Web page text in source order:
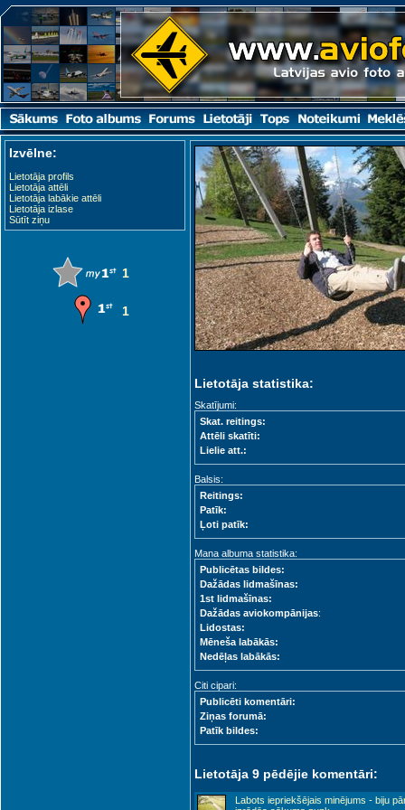
Izvēlne:
Lietotāja profils
Lietotāja attēli
Lietotāja labākie attēli
Lietotāja izlase
Sūtīt ziņu
1
1
Lietotāja statistika:
Skatījumi:
Skat. reitings:
Attēli skatīti:
Lielie att.:
Balsis:
Reitings:
Patīk:
Ļoti patīk:
Mana albuma statistika:
Publicētas bildes:
Dažādas lidmašīnas:
1st lidmašīnas:
Dažādas aviokompānijas:
Lidostas:
Mēneša labākās:
Nedēļas labākās:
Citi cipari:
Publicēti komentāri:
Ziņas forumā:
Patīk bildes:
Lietotāja 9 pēdējie komentāri:
Labots iepriekšējais minējums - biju